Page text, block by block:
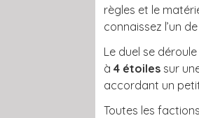
règles et le
connaissez l’un
Le duel se
à4 étoiles sur
accordant un
Toutes les